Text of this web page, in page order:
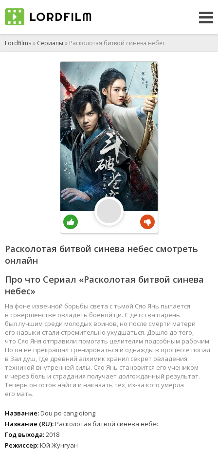
Lordfilms» Сериалы » Расколотая битвой синева небес
Расколотая битвой синева небес смотреть
онлайн
Про что Сериал «Расколотая битвой синева
небес»
На фоне извечной борьбы света с тьмой Сяо Янь пытается
в совершенстве овладеть боевой ци. С детства парень
был лучшим среди молодых воинов, но после смерти матери
его навыки стали стремительно ухудшаться. Дошло до того,
что Сяо Яня отправили помогать целителям подсобным рабочим.
Но он не прекращал тренироваться и однажды в процессе попал
в Зал душ, где древний алхимик хранил секрет овладения
техникой внутренней силы. Сяо Янь становится его учеником
и через боль и страдания получает долгожданный результат.
Теперь он готов найти и наказать тех, из-за кого умерла
его мать.
Название:Dou po cang qiong
Название (RU):Расколотая битвой синева небес
Год выхода:2018
Режиссер:Юй Жунгуан